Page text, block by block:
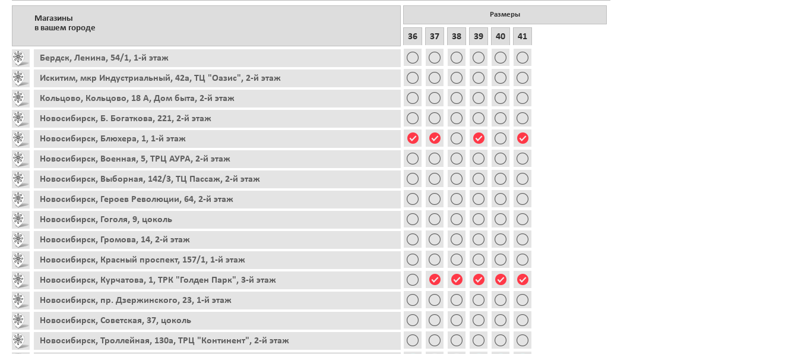
Магазины
в вашем городе
Бердск, Ленина, 54/1, 1-й этаж
Искитим, мкр Индустриальный, 42а, ТЦ "Оазис", 2-й этаж
Кольцово, Кольцово, 18 А, Дом быта, 2-й этаж
Новосибирск, Б. Богаткова, 221, 2-й этаж
Новосибирск, Блюхера, 1, 1-й этаж
Новосибирск, Военная, 5, ТРЦ АУРА, 2-й этаж
Новосибирск, Выборная, 142/3, ТЦ Пассаж, 2-й этаж
Новосибирск, Героев Революции, 64, 2-й этаж
Новосибирск, Гоголя, 9, цоколь
Новосибирск, Громова, 14, 2-й этаж
Новосибирск, Красный проспект, 157/1, 1-й этаж
Новосибирск, Курчатова, 1, ТРК "Голден Парк", 3-й этаж
Новосибирск, пр. Дзержинского, 23, 1-й этаж
Новосибирск, Советская, 37, цоколь
Новосибирск, Троллейная, 130а, ТРЦ "Континент", 2-й этаж
Размеры
36 37 38 39 40 41